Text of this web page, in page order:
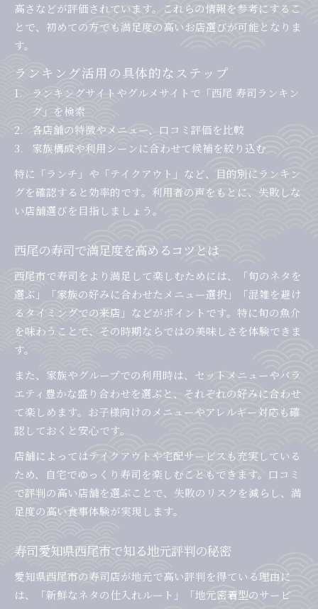
高さなどが評価されています。これらの情報を参考にするこ
とで、初めての方でも満足度の高いお店選びが可能となりま
す。
ランキング活用の具体的なステップ
ランキングサイトやグルメサイトで「西尾 寿司ランキン
グ」を検索
各店舗の特徴やメニュー、口コミ評価を比較
家族構成や利用シーンに合わせて候補を絞り込む
特に「ランチ」や「テイクアウト」など、目的別にランキン
グを確認すると効率的です。利用者の声をもとに、失敗しな
い店舗選びを目指しましょう。
西尾の寿司で満足度を高めるコツとは
西尾市で寿司をより満足して楽しむためには、「旬のネタを
選ぶ」「家族の好みに合わせたメニュー選択」「混雑を避け
るタイミングでの来店」などがポイントです。特に旬の魚介
を味わうことで、その時期ならではの美味しさを体験できま
す。
また、家族やグループでの利用時は、セットメニューやバラ
エティ豊かな盛り合わせを選ぶと、それぞれの好みに合わせ
て楽しめます。お子様向けのメニューやアレルギー対応も確
認しておくと安心です。
店舗によってはテイクアウトや宅配サービスも充実している
ため、自宅でゆっくり寿司を楽しむこともできます。口コミ
で評判の高い店舗を選ぶことで、失敗のリスクを減らし、満
足度の高い食事体験が実現します。
寿司愛知県西尾市で知る地元評判の秘密
愛知県西尾市の寿司店が地元で高い評判を得ている理由に
は、「新鮮なネタの仕入れルート」「地元密着型のサービ